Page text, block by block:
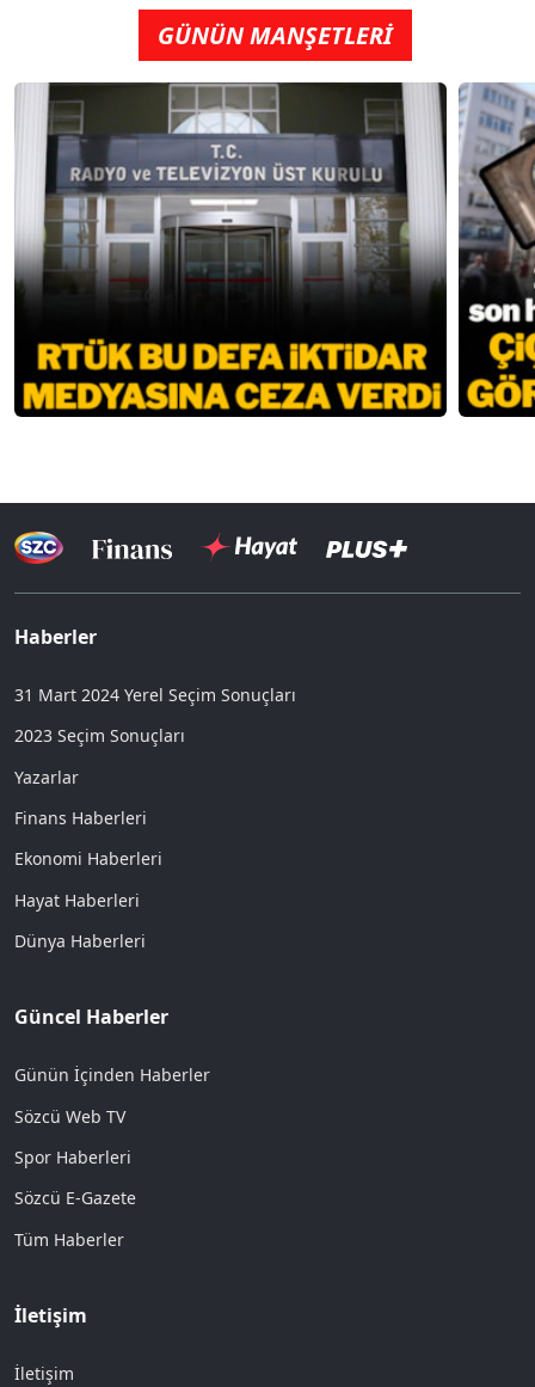
GÜNÜN MANŞETLERİ
Haberler
31 Mart 2024 Yerel Seçim Sonuçları
2023 Seçim Sonuçları
Yazarlar
Finans Haberleri
Ekonomi Haberleri
Hayat Haberleri
Dünya Haberleri
Güncel Haberler
Günün İçinden Haberler
Sözcü Web TV
Spor Haberleri
Sözcü E-Gazete
Tüm Haberler
İletişim
İletişim